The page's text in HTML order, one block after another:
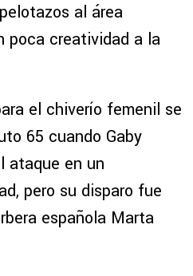
al área
poca creatividad a la
el chiverío femenil se
65 cuando Gaby
ataque en un
pero su disparo fue
española Marta